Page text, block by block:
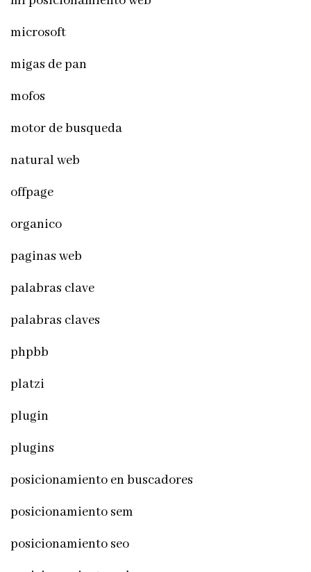
microsoft
migas de pan
mofos
motor de busqueda
natural web
offpage
organico
paginas web
palabras clave
palabras claves
phpbb
platzi
plugin
plugins
posicionamiento en buscadores
posicionamiento sem
posicionamiento seo